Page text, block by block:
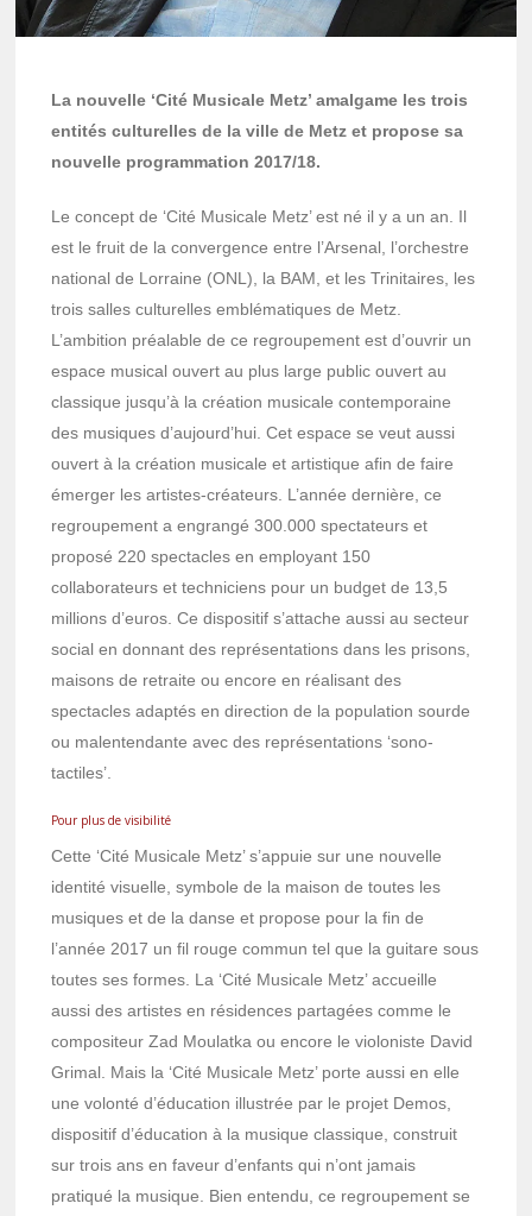
La nouvelle ‘Cité Musicale Metz’ amalgame les trois
entités culturelles de la ville de Metz et propose sa
nouvelle programmation 2017/18.
Le concept de ‘Cité Musicale Metz’ est né il y a un an. Il
est le fruit de la convergence entre l’Arsenal, l’orchestre
national de Lorraine (ONL), la BAM, et les Trinitaires, les
trois salles culturelles emblématiques de Metz.
L’ambition préalable de ce regroupement est d’ouvrir un
espace musical ouvert au plus large public ouvert au
classique jusqu’à la création musicale contemporaine
des musiques d’aujourd’hui. Cet espace se veut aussi
ouvert à la création musicale et artistique afin de faire
émerger les artistes-créateurs. L’année dernière, ce
regroupement a engrangé 300.000 spectateurs et
proposé 220 spectacles en employant 150
collaborateurs et techniciens pour un budget de 13,5
millions d’euros. Ce dispositif s’attache aussi au secteur
social en donnant des représentations dans les prisons,
maisons de retraite ou encore en réalisant des
spectacles adaptés en direction de la population sourde
ou malentendante avec des représentations ‘sono-
tactiles’.
Pour plus de visibilité
Cette ‘Cité Musicale Metz’ s’appuie sur une nouvelle
identité visuelle, symbole de la maison de toutes les
musiques et de la danse et propose pour la fin de
l’année 2017 un fil rouge commun tel que la guitare sous
toutes ses formes. La ‘Cité Musicale Metz’ accueille
aussi des artistes en résidences partagées comme le
compositeur Zad Moulatka ou encore le violoniste David
Grimal. Mais la ‘Cité Musicale Metz’ porte aussi en elle
une volonté d’éducation illustrée par le projet Demos,
dispositif d’éducation à la musique classique, construit
sur trois ans en faveur d’enfants qui n’ont jamais
pratiqué la musique. Bien entendu, ce regroupement se